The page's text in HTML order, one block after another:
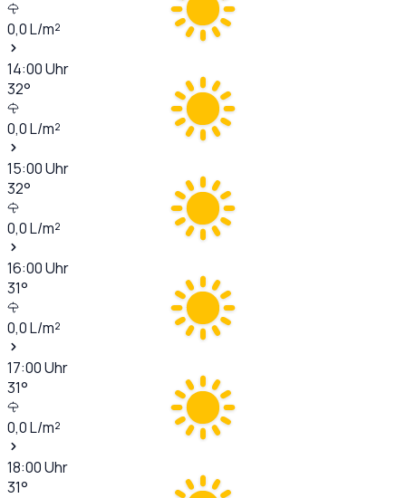
0,0L/m²
14:00Uhr
32°
0,0L/m²
15:00Uhr
32°
0,0L/m²
16:00Uhr
31°
0,0L/m²
17:00Uhr
31°
0,0L/m²
18:00Uhr
31°